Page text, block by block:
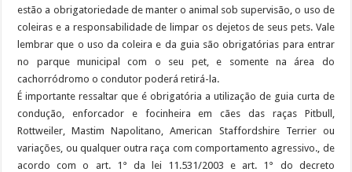
estão a obrigatoriedade de manter o animal sob supervisão, o uso de
coleiras e a responsabilidade de limpar os dejetos de seus pets. Vale
lembrar que o uso da coleira e da guia são obrigatórias para entrar
no parque municipal com o seu pet, e somente na área do
cachorródromo o condutor poderá retirá-la.
É importante ressaltar que é obrigatória a utilização de guia curta de
condução, enforcador e focinheira em cães das raças Pitbull,
Rottweiler, Mastim Napolitano, American Staffordshire Terrier ou
variações, ou qualquer outra raça com comportamento agressivo., de
acordo com o art. 1° da lei 11.531/2003 e art. 1° do decreto